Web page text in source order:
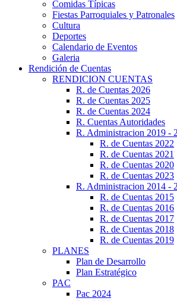
Comidas Típicas
Fiestas Parroquiales y Patronales
Cultura
Deportes
Calendario de Eventos
Galeria
Rendición de Cuentas
RENDICION CUENTAS
R. de Cuentas 2026
R. de Cuentas 2025
R. de Cuentas 2024
R. Cuentas Autoridades
R. Administracion 2019 -
R. de Cuentas 2022
R. de Cuentas 2021
R. de Cuentas 2020
R. de Cuentas 2023
R. Administracion 2014 -
R. de Cuentas 2015
R. de Cuentas 2016
R. de Cuentas 2017
R. de Cuentas 2018
R. de Cuentas 2019
PLANES
Plan de Desarrollo
Plan Estratégico
PAC
Pac 2024